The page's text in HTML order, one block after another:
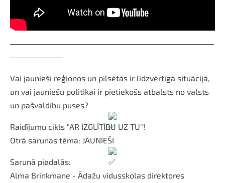
Vai jaunieši reģionos un pilsētās ir līdzvērtīgā situācijā,
un vai jauniešu politikai ir pietiekošs atbalsts no valsts
un pašvaldību puses?
Raidījumu cikls "AR IZGLĪTĪBU UZ TU"!
Otrā sarunas tēma: JAUNIEŠI
Sarunā piedalās:
Alma Brinkmane - Ādažu vidusskolas direktores